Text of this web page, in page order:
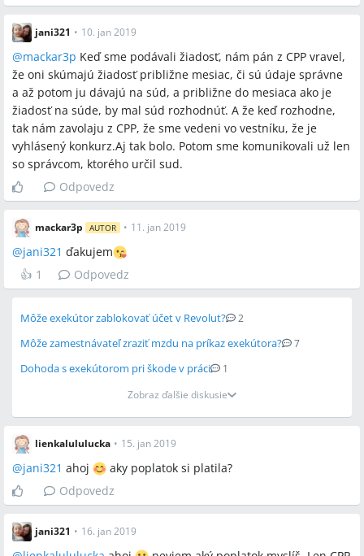
jani321 • 10. jan 2019
@mackar3p Keď sme podávali žiadosť, nám pán z CPP vravel,
že oni skúmajú žiadosť približne mesiac, či sú údaje správne
a až potom ju dávajú na súd, a približne do mesiaca ako je
žiadosť na súde, by mal súd rozhodnúť. A že keď rozhodne,
tak nám zavolaju z CPP, že sme vedeni vo vestníku, že je
vyhlásený konkurz.Aj tak bolo. Potom sme komunikovali už len
so správcom, ktorého určil sud.
Odpovedz
mackar3p AUTOR • 11. jan 2019
@jani321 ďakujem
👍 1 Odpovedz
Môže exekútor zablokovať účet v Revolut? 2
Môže zamestnávateľ zraziť mzdu na príkaz exekútora? 7
Dohoda s exekútorom pri škode v práci
1
Zobraz ďalšie diskusie
lienkalululucka • 15. jan 2019
@jani321 ahoj
aky poplatok si platila?
Odpovedz
jani321 • 16. jan 2019